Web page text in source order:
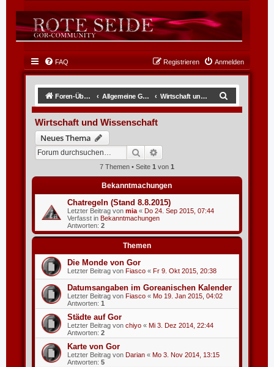
FAQ Anmelden
Registrieren
Foren-Übersicht Allgemeine GOR-Themen Wirtschaft und Wissenschaft
Wirtschaft und Wissenschaft
Neues Thema
Suche
7 Themen • Seite 1 von 1
Bekanntmachungen
Chatregeln (Stand 8.8.2015)
Letzter Beitrag vonmia « Do 24. Sep 2015, 07:44
Verfasst in Bekanntmachungen
Antworten:2
Themen
Die Monde von Gor
Letzter Beitrag von Fiasco « Fr 9. Okt 2015, 20:38
Datumsangaben im Goreanischen Kalender
Letzter Beitrag von Fiasco « Mo 19. Jan 2015, 04:02
Antworten:1
Städte auf Gor
Letzter Beitrag vonchiyo « Mi 3. Dez 2014, 22:44
Antworten:2
Karte von Gor
Letzter Beitrag von Darian « Mo 3. Nov 2014, 13:15
Antworten:5